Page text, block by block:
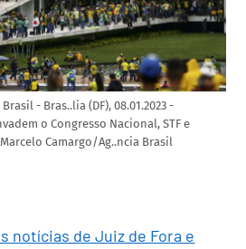
- Bras..lia (DF), 08.01.2023 -
o Congresso Nacional, STF e
Camargo/Ag..ncia Brasil
notícias de Juiz de Fora e